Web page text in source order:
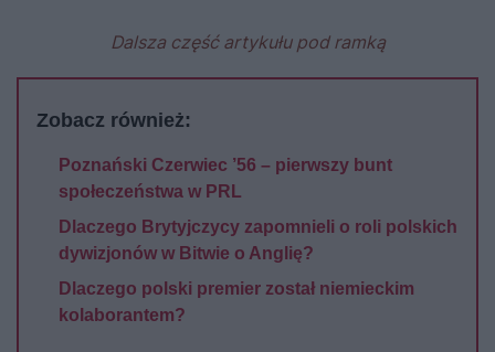
Dalsza część artykułu pod ramką
Zobacz również:
Poznański Czerwiec ’56 – pierwszy bunt
społeczeństwa w PRL
Dlaczego Brytyjczycy zapomnieli o roli polskich
dywizjonów w Bitwie o Anglię?
Dlaczego polski premier został niemieckim
kolaborantem?